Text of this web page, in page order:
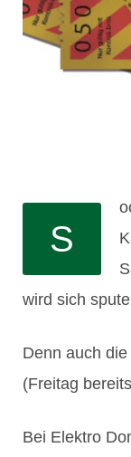
S
wird sich
Denn auch
(Freitag
Bei Elektro